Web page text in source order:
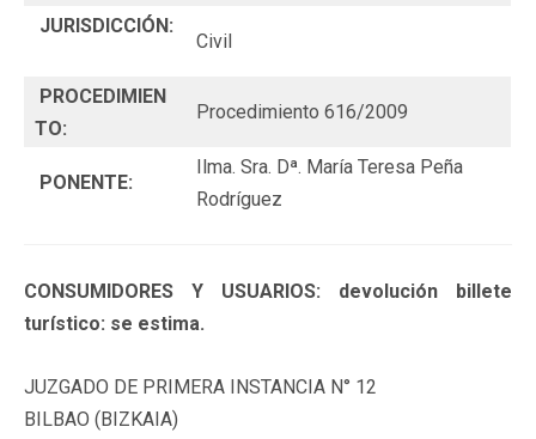
JURISDICCIÓN:
Civil
PROCEDIMIEN
TO:
Procedimiento 616/2009
PONENTE:
Ilma. Sra. Dª. María Teresa Peña
Rodríguez
CONSUMIDORES Y USUARIOS: devolución billete
turístico: se estima.
JUZGADO DE PRIMERA INSTANCIA N° 12
BILBAO (BIZKAIA)